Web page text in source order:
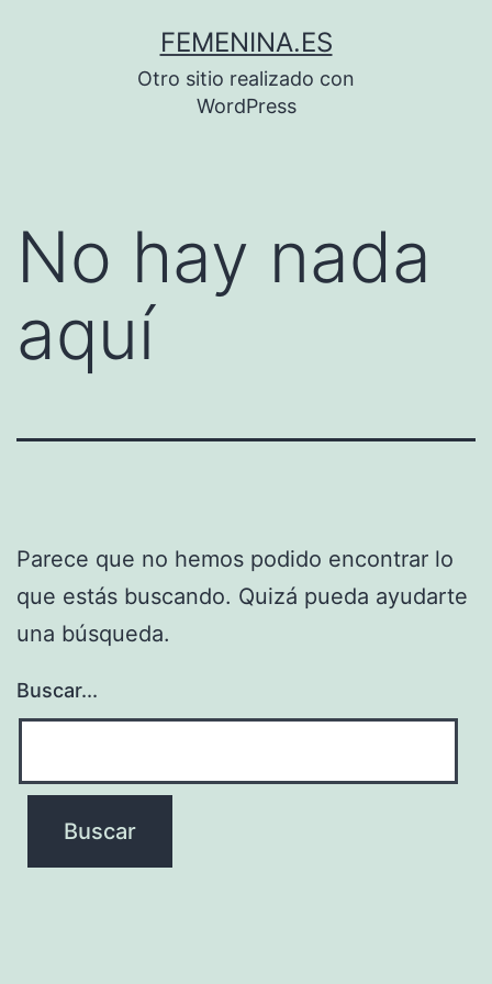
FEMENINA.ES
Otro sitio realizado con
WordPress
No hay nada
aquí
Parece que no hemos podido encontrar lo
que estás buscando. Quizá pueda ayudarte
una búsqueda.
Buscar...